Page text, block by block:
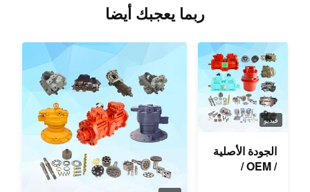
ربما يعجبك أيضا
فيديو
الجودة الأصلية
/ OEM /